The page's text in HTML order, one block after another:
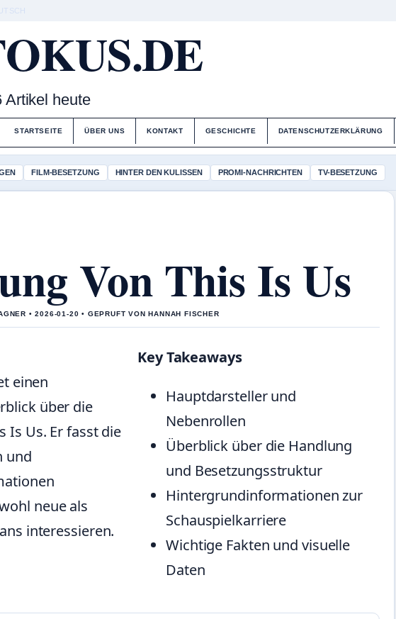
Artikel heute
STARTSEITE ÜBER UNS KONTAKT GESCHICHTE DATENSCHUTZERKLÄRUNG
FILM-BESETZUNG HINTER DEN KULISSEN PROMI-NACHRICHTEN TV-BESETZUNG
Von This Is Us
• 2026-01-20 • GEPRUFT VON HANNAH FISCHER
einen
über die
Is Us. Er fasst die
und
neue als
interessieren.
Key Takeaways
Hauptdarsteller und
Nebenrollen
Überblick über die Handlung
und Besetzungsstruktur
Hintergrundinformationen zur
Schauspielkarriere
Wichtige Fakten und visuelle
Daten